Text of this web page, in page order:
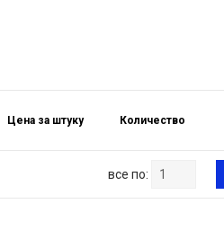
Цена за штуку Количество
все по: